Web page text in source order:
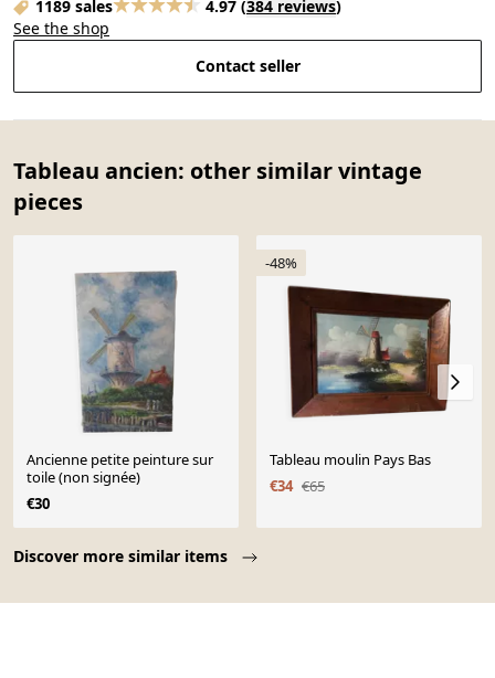
1189 sales 4.97 (384 reviews)
See the shop
Contact seller
Tableau ancien: other similar vintage
pieces
Discover more similar items
Ancienne petite peinture sur
toile (non signée)
€30
-48%
Tableau moulin Pays Bas
€34 €65